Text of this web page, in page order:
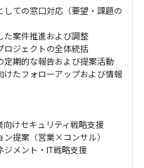
しての窓口対応（要望・課題の
た案件推進および調整
ロジェクトの全体統括
定期的な報告および提案活動
けたフォローアップおよび情報
向けセキュリティ戦略支援
ン提案（営業×コンサル）
ジメント・IT戦略支援